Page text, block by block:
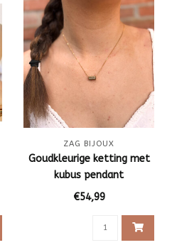
ZAG BIJOUX
Goudkleurige ketting met
kubus pendant
€54,99